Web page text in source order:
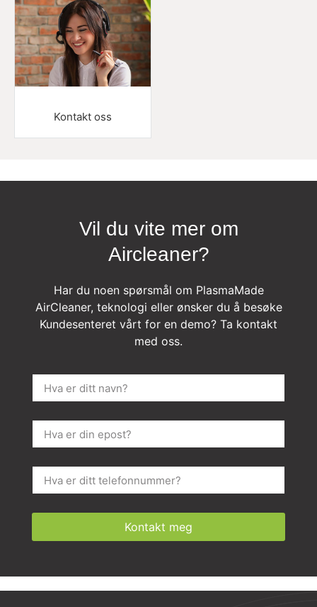
Kontakt oss
Vil du vite mer om
Aircleaner?
Har du noen spørsmål om PlasmaMade
AirCleaner, teknologi eller ønsker du å besøke
Kundesenteret vårt for en demo? Ta kontakt
med oss.
Kontakt meg